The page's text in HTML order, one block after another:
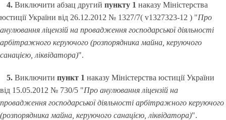
4. Виключити абзац другийпункту 1 наказу Міністерства
юстиції України від 26.12.2012 № 1327/7( v1327323-12 ) "Про
анулювання ліцензій на провадження господарської діяльності
арбітражного керуючого (розпорядника майна, керуючого
санацією, ліквідатора)".
5. Виключитипункт 1 наказу Міністерства юстиції України
від 15.05.2012 № 730/5 "Про анулювання ліцензій на
провадження господарської діяльності арбітражного керуючого
(розпорядника майна, керуючого санацією, ліквідатора)".